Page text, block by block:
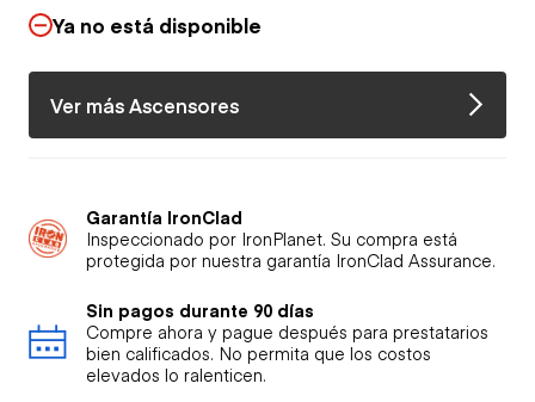
Ya no está disponible
Ver más Ascensores
Garantía IronClad
Inspeccionado por IronPlanet. Su compra está
protegida por nuestra garantía IronClad Assurance.
Sin pagos durante 90 días
Compre ahora y pague después para prestatarios
bien calificados. No permita que los costos
elevados lo ralenticen.